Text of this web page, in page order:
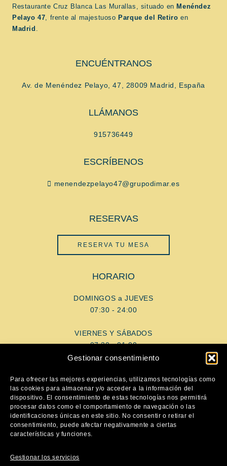
Gestionar consentimiento
Para ofrecer las mejores experiencias, utilizamos tecnologías como
las cookies para almacenar y/o acceder a la información del
dispositivo. El consentimiento de estas tecnologías nos permitirá
procesar datos como el comportamiento de navegación o las
identificaciones únicas en este sitio. No consentir o retirar el
consentimiento, puede afectar negativamente a ciertas
características y funciones.
Gestionar los servicios
Restaurante Cruz Blanca Las Murallas, situado en Menéndez
Pelayo 47, frente al majestuoso Parque del Retiro en
Madrid .
ENCUÉNTRANOS
Av. de Menéndez Pelayo, 47, 28009 Madrid, España
LLÁMANOS
915736449
ESCRÍBENOS
menendezpelayo47@grupodimar.es
RESERVAS
RESERVA TU MESA
HORARIO
DOMINGOS a JUEVES
07:30 - 24:00
VIERNES Y SÁBADOS
07:30 - 01:00
AYUDA
Aviso Legal
Política de privacidad
Política de cookies